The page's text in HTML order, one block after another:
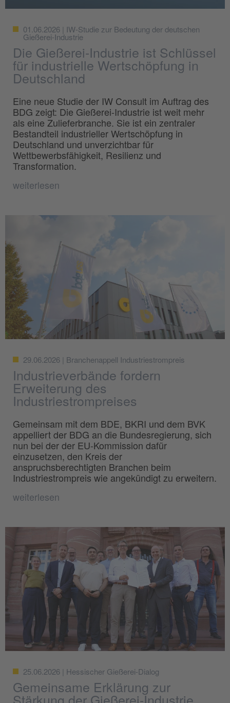
01.06.2026 | IW-Studie zur Bedeutung der deutschen
Gießerei-Industrie
Die Gießerei-Industrie ist Schlüssel
für industrielle Wertschöpfung in
Deutschland
Eine neue Studie der IW Consult im Auftrag des
BDG zeigt: Die Gießerei-Industrie ist weit mehr
als eine Zulieferbranche. Sie ist ein zentraler
Bestandteil industrieller Wertschöpfung in
Deutschland und unverzichtbar für
Wettbewerbsfähigkeit, Resilienz und
Transformation.
weiterlesen
29.06.2026 | Branchenappell Industriestrompreis
Industrieverbände fordern
Erweiterung des
Industriestrompreises
Gemeinsam mit dem BDE, BKRI und dem BVK
appelliert der BDG an die Bundesregierung, sich
nun bei der der EU-Kommission dafür
einzusetzen, den Kreis der
anspruchsberechtigten Branchen beim
Industriestrompreis wie angekündigt zu erweitern.
weiterlesen
25.06.2026 | Hessischer Gießerei-Dialog
Gemeinsame Erklärung zur
Stärkung der Gießerei-Industrie